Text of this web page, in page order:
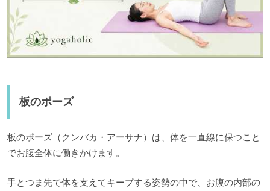
板のポーズ
板のポーズ（クンバカ・アーサナ）は、体を一直線に保つこと
でお腹全体に働きかけます。
手とつま先で体を支えてキープする姿勢の中で、お腹の内部の